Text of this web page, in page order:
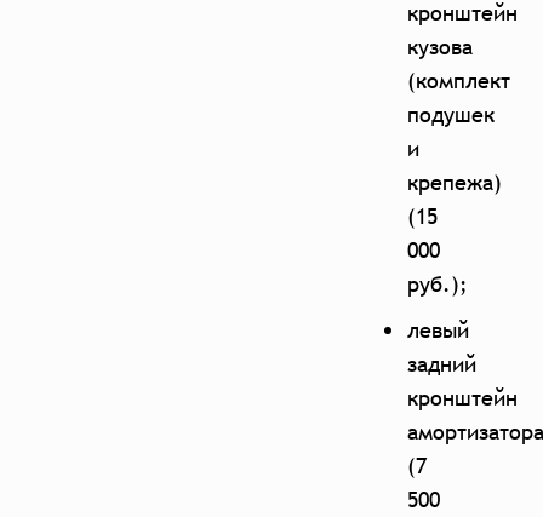
кронштейн
кузова
(комплект
подушек
и
крепежа)
(15
000
руб.);
левый
задний
кронштейн
(7
500